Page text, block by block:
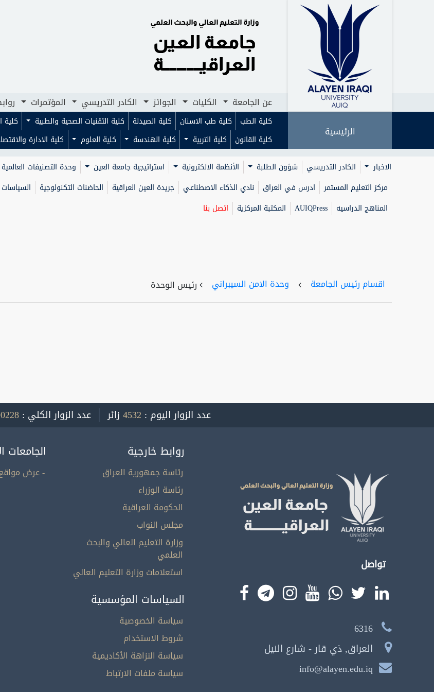
الرئيسية الكليات الجوائز الكادر التدريسي
عن الجامعة الكليات الجوائز الكادر التدريسي المؤتمرات
الرئيسية
كلية الطب كلية طب الاسنان كلية الصيدلة كلية التقنيات الصحية والطبية كلية
كلية القانون
كلية التربية كلية الهندسة كلية العلوم
كلية الادارة
الاخبار
الكادر التدريسي شؤون الطلبة الأنظمة الالكترونية استراتيجية جامعة العين وحدة التصنيفات العالمية
مركز التعليم المستمر
ادرس في العراق نادي الذكاء الاصطناعي جريدة العين العراقية الحاضنات التكنولوجية السياسات
المناهج الدراسيه
AUIQPress المكتبة المركزية اتصل بنا
اقسام رئيس الجامعة وحدة الامن السيبراني رئيس الوحدة
عدد الزوار اليوم : 4532 زائر عدد الزوار الكلي :
تواصل
6316
العراق, ذي قار - شارع النيل
info@alayen.edu.iq
روابط خارجية
رئاسة جمهورية العراق
رئاسة الوزراء
الحكومة العراقية
مجلس النواب
وزارة التعليم العالي والبحث
العلمي
استعلامات وزارة التعليم العالي
الجامعات
- عرض مواقع
السياسات المؤسسية
سياسة الخصوصية
شروط الاستخدام
سياسة النزاهة الأكاديمية
سياسة ملفات الارتباط